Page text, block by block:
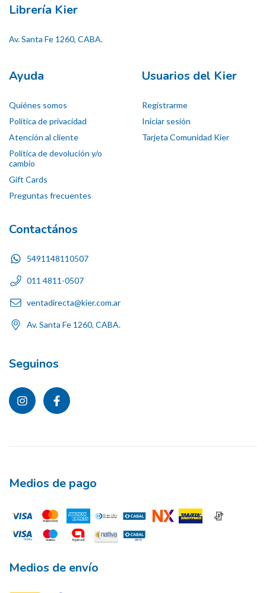
Librería Kier
Av. Santa Fe 1260, CABA.
Ayuda
Quiénes somos
Política de privacidad
Atención al cliente
Política de devolución y/o
cambio
Gift Cards
Preguntas frecuentes
Usuarios del Kier
Registrarme
Iniciar sesión
Tarjeta Comunidad Kier
Contactános
5491148110507
011 4811-0507
ventadirecta@kier.com.ar
Av. Santa Fe 1260, CABA.
Seguinos
Medios de pago
Medios de envío